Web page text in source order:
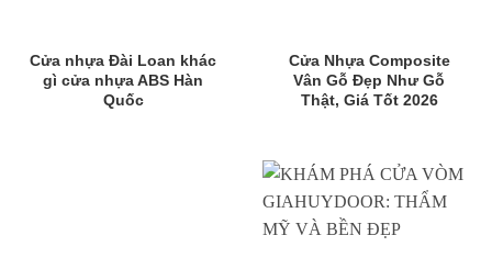
Cửa nhựa Đài Loan khác
gì cửa nhựa ABS Hàn
Quốc
Cửa Nhựa Composite
Vân Gỗ Đẹp Như Gỗ
Thật, Giá Tốt 2026